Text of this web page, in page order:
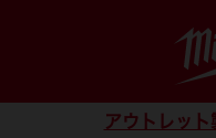
コンテンツにスキップ
アウトレット